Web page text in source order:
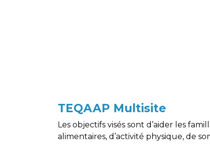
TEQAAP Multisite
Les objectifs visés sont d’aider les
alimentaires, d’activité physique, de